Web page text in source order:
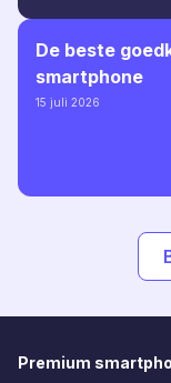
De beste
smartphone
15 juli 2026
Premium